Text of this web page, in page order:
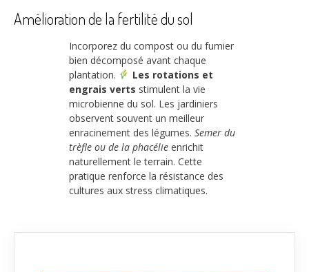
Amélioration de la fertilité du sol
Incorporez du compost ou du fumier
bien décomposé avant chaque
plantation.
Les rotations et
engrais verts stimulent la vie
microbienne du sol. Les jardiniers
observent souvent un meilleur
enracinement des légumes. Semer du
trèfle ou de la phacélie enrichit
naturellement le terrain. Cette
pratique renforce la résistance des
cultures aux stress climatiques.